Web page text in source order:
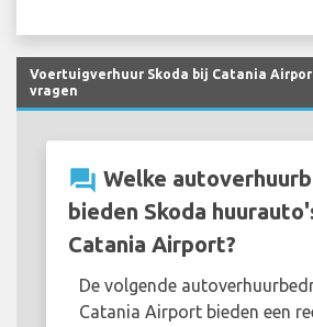
Voertuigverhuur Skoda bij Catania
vragen
question_answer Welke
bieden Skoda
Catania Airport?
De volgende
Catania Airport bieden een